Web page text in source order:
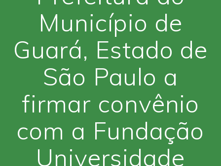
Município de
Guará, Estado de
São Paulo a
firmar convênio
com a Fundação
Universidade